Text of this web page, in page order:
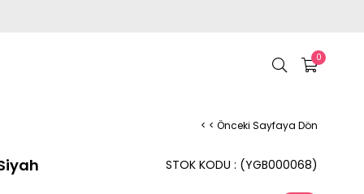
0
< < Önceki Sayfaya Dön
(YGB000068)
STOK KODU